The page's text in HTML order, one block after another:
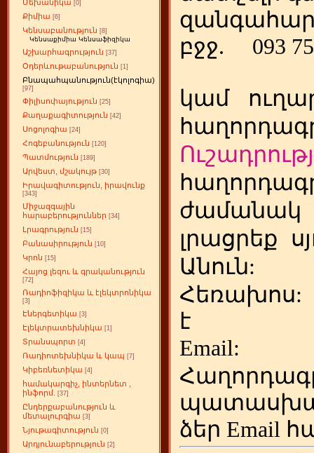
Մեխանիկա [0]
Քիմիա [6]
Կենսաբանություն [8]
Կենսաքիմիա Կենսաֆիզիկա
Աշխարհագրություն [37]
Օդերևութաբանություն [1]
Բնապահպանություն(էկոլոգիա)
[97]
Փիլիսոփայություն [25]
Քաղաքագիտություն [42]
Սոցոլոգիա [24]
Հոգեբանություն [120]
Պատմություն [189]
Արվեստ, մշակույթ [30]
Իրավագիտություն, իրավունք
[343]
Միջազգային
հարաբերություններ [34]
Լրագրություն [15]
Բանասիրություն [10]
Կրոն [15]
Հայոց լեզու և գրականություն
[72]
Ռադիոֆիզիկա և էլեկտրոնիկա
[3]
Էներգետիկա [3]
Էլեկտրատեխնիկա [1]
Տրանսպորտ [4]
Ռադիոտեխնիկա և կապ [7]
Կիբեռնետիկա [4]
համակարգիչ, ինտերնետ ,
ինֆորմ.
[37]
Ընդերքաբանություն և
մետալուրգիա [3]
Նյութագիտություն [0]
Արդյունաբերություն [2]
բջջ.
093
կամ
ժամանակ
լրացրեք
Անուն:
Հեռախոս
է
ձեր Email